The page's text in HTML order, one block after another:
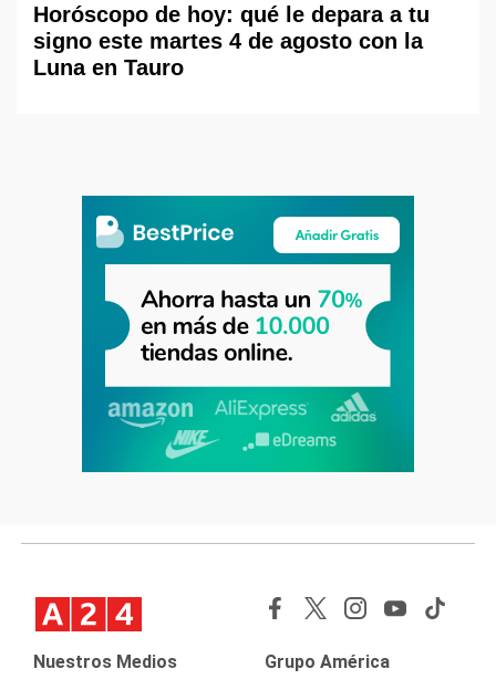
Horóscopo de hoy: qué le depara a tu
signo este martes 4 de agosto con la
Luna en Tauro
Nuestros Medios Grupo América